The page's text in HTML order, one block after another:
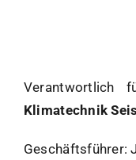
Verantwortlich
Klimatechnik
Geschäftsführer: